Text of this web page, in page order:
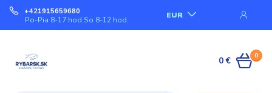
EUR
+421915659680
Po-Pia 8-17 hod.So 8-12 hod.
0
0 €